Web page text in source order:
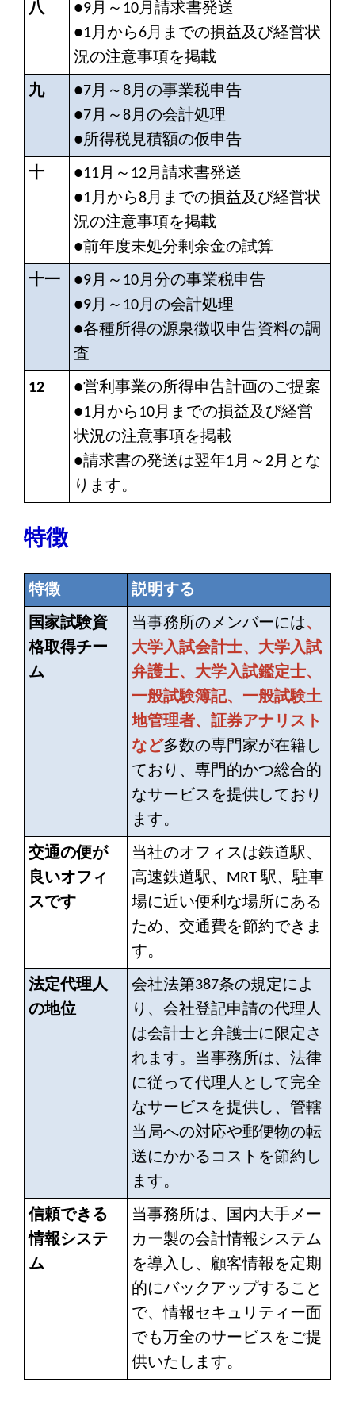
八
●9月～10月請求書発送
●1月から6月までの損益及び経営状
況の注意事項を掲載
九
●7月～8月の事業税申告
●7月～8月の会計処理
●所得税見積額の仮申告
十
●11月～12月請求書発送
●1月から8月までの損益及び経営状
況の注意事項を掲載
●前年度未処分剰余金の試算
十一
●9月～10月分の事業税申告
●9月～10月の会計処理
●各種所得の源泉徴収申告資料の調
査
12
●営利事業の所得申告計画のご提案
●1月から10月までの損益及び経営
状況の注意事項を掲載
●請求書の発送は翌年1月～2月とな
ります。
特徴
特徴 説明する
国家試験資
格取得チー
ム
当事務所のメンバーには、
大学入試会計士、大学入試
弁護士、大学入試鑑定士、
一般試験簿記、一般試験土
地管理者、証券アナリスト
など多数の専門家が在籍し
ており、専門的かつ総合的
なサービスを提供しており
ます。
交通の便が
良いオフィ
スです
当社のオフィスは鉄道駅、
高速鉄道駅、MRT 駅、駐車
場に近い便利な場所にある
ため、交通費を節約できま
す。
法定代理人
の地位
会社法第387条の規定によ
り、会社登記申請の代理人
は会計士と弁護士に限定さ
れます。当事務所は、法律
に従って代理人として完全
なサービスを提供し、管轄
当局への対応や郵便物の転
送にかかるコストを節約し
ます。
信頼できる
情報システ
ム
当事務所は、国内大手メー
カー製の会計情報システム
を導入し、顧客情報を定期
的にバックアップすること
で、情報セキュリティー面
でも万全のサービスをご提
供いたします。